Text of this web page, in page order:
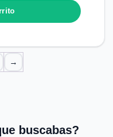
→
buscabas?